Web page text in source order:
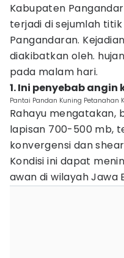
Kabupaten
terjadi di sejumlah
Pangandaran.
diakibatkan oleh.
pada malam hari.
1. Ini penyebab
Pantai Pandan Kuning Petanahan
Rahayu mengatakan,
lapisan 700-500 mb,
konvergensi dan
Kondisi ini dapat
awan di wilayah Jawa